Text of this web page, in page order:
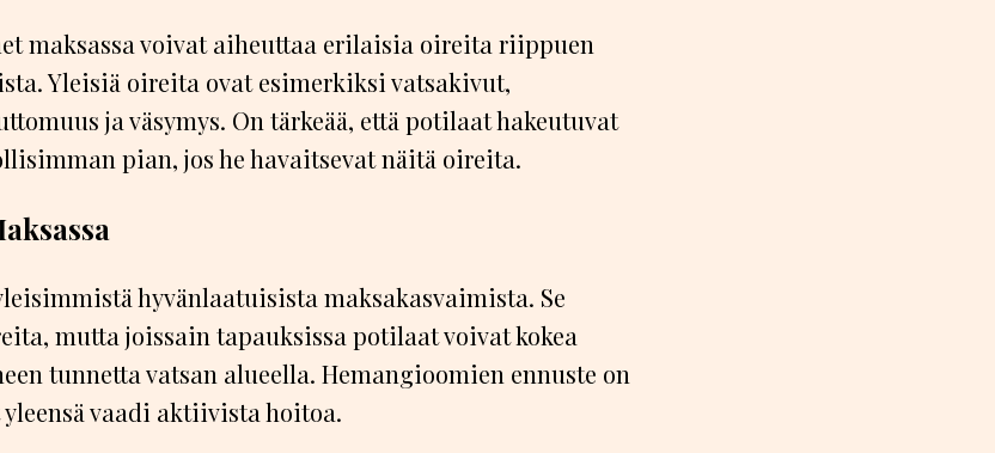
maksassa voivat aiheuttaa erilaisia oireita riippuen
Yleisiä oireita ovat esimerkiksi vatsakivut,
ja väsymys. On tärkeää, että potilaat hakeutuvat
pian, jos he havaitsevat näitä oireita.
hyvänlaatuisista maksakasvaimista. Se
mutta joissain tapauksissa potilaat voivat kokea
tunnetta vatsan alueella. Hemangioomien ennuste on
yleensä vaadi aktiivista hoitoa.